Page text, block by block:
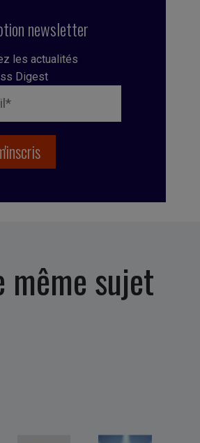
newsletter
les actualités
Digest
même sujet